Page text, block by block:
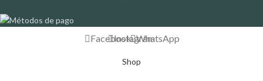
FacebookInstagramWhatsApp
Shop